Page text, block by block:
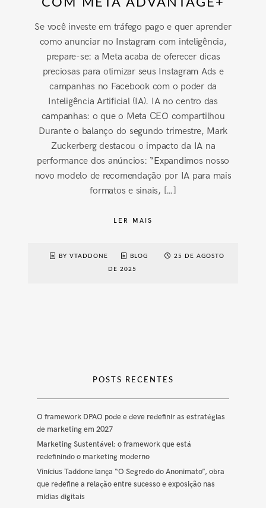
Se você investe em tráfego pago e quer aprender
como anunciar no Instagram com inteligência,
prepare-se: a Meta acaba de oferecer dicas
preciosas para otimizar seus Instagram Ads e
campanhas no Facebook com o poder da
Inteligência Artificial (IA). IA no centro das
campanhas: o que o Meta CEO compartilhou
Durante o balanço do segundo trimestre, Mark
Zuckerberg destacou o impacto da IA na
performance dos anúncios: “Expandimos nosso
novo modelo de recomendação por IA para mais
formatos e sinais, […]
LER MAIS
BY VTADDONE BLOG 25 DE AGOSTO
DE 2025
POSTS RECENTES
O framework DPAO pode e deve redefinir as estratégias
de marketing em 2027
Marketing Sustentável: o framework que está
redefinindo o marketing moderno
Vinícius Taddone lança “O Segredo do Anonimato”, obra
que redefine a relação entre sucesso e exposição nas
mídias digitais